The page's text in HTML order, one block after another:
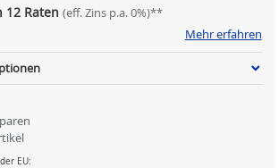
12 Raten (eff. Zins p.a. 0%)**
Mehr erfahren
EU: